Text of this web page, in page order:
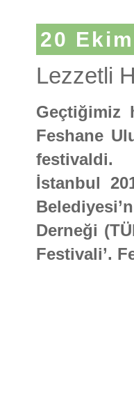
20
Lezzetli
Geçtiğimiz
Feshane
festivaldi.
İstanbul
Derneği
Festivali’.